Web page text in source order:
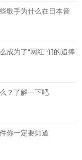
歌手为什么在日本音
成为了“网红”们的追捧
？了解一下吧
你一定要知道